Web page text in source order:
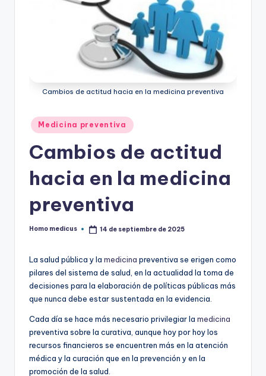
Cambios de actitud hacia en la medicina preventiva
Publicado
en
Medicina preventiva
Cambios de actitud
hacia en la medicina
preventiva
Publicado
Homo medicus 14 de septiembre de 2025
La salud pública y la medicina preventiva se erigen como
pilares del sistema de salud, en la actualidad la toma de
decisiones para la elaboración de políticas públicas más
que nunca debe estar sustentada en la evidencia.
Cada día se hace más necesario privilegiar la medicina
preventiva sobre la curativa, aunque hoy por hoy los
recursos financieros se encuentren más en la atención
médica y la curación que en la prevención y en la
promoción de la salud.